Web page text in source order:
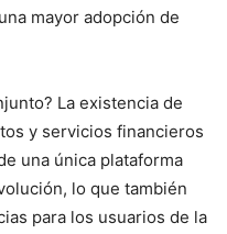
mayor adopción de
La existencia de
y servicios financieros
una única plataforma
lo que también
para los usuarios de la